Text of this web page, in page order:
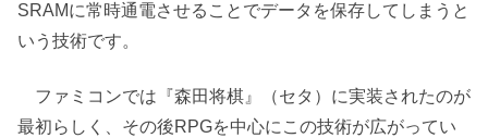
SRAMに常時通電させることでデータを保存してしまうと
いう技術です。
ファミコンでは『森田将棋』（セタ）に実装されたのが
最初らしく、その後RPGを中心にこの技術が広がってい